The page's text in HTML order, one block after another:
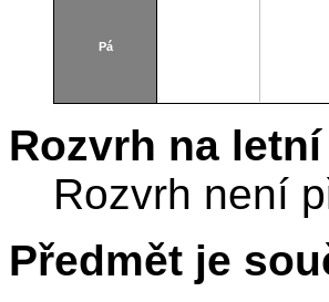
Pá
Rozvrh na
Rozvrh není
Předmět je